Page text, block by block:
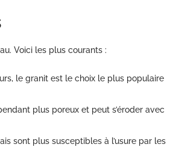
Voici les plus courants :
le granit est le choix le plus populaire
plus poreux et peut s’éroder avec
sont plus susceptibles à l’usure par les